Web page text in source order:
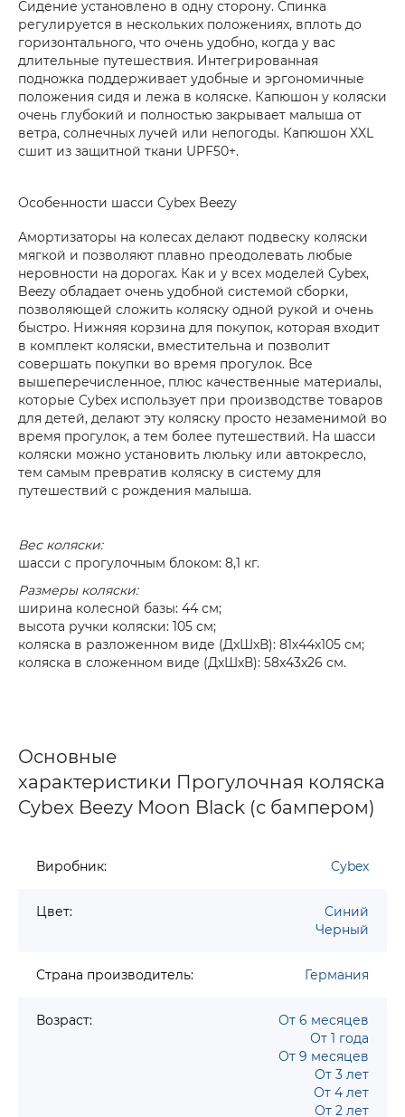
Сидение установлено в одну сторону. Спинка
регулируется в нескольких положениях, вплоть до
горизонтального, что очень удобно, когда у вас
длительные путешествия. Интегрированная
подножка поддерживает удобные и эргономичные
положения сидя и лежа в коляске. Капюшон у коляски
очень глубокий и полностью закрывает малыша от
ветра, солнечных лучей или непогоды. Капюшон XXL
сшит из защитной ткани UPF50+.
Особенности шасси Cybex Beezy
Амортизаторы на колесах делают подвеску коляски
мягкой и позволяют плавно преодолевать любые
неровности на дорогах. Как и у всех моделей Cybex,
Beezy обладает очень удобной системой сборки,
позволяющей сложить коляску одной рукой и очень
быстро. Нижняя корзина для покупок, которая входит
в комплект коляски, вместительна и позволит
совершать покупки во время прогулок. Все
вышеперечисленное, плюс качественные материалы,
которые Cybex использует при производстве товаров
для детей, делают эту коляску просто незаменимой во
время прогулок, а тем более путешествий. На шасси
коляски можно установить люльку или автокресло,
тем самым превратив коляску в систему для
путешествий с рождения малыша.
Вес коляски:
шасси с прогулочным блоком: 8,1 кг.
Размеры коляски:
ширина колесной базы: 44 см;
высота ручки коляски: 105 см;
коляска в разложенном виде (ДxШxВ): 81х44х105 см;
коляска в сложенном виде (ДxШxВ): 58x43x26 см.
Основные
характеристики Прогулочная коляска
Cybex Beezy Moon Black (с бампером)
Виробник: Cybex
Цвет:
Синий
Черный
Страна производитель: Германия
Возраст:
От 6 месяцев
От 1 года
От 9 месяцев
От 3 лет
От 4 лет
От 2 лет